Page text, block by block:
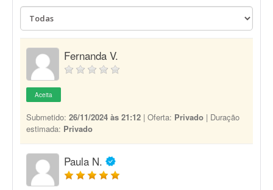
Fernanda V.
Aceita
Submetido: 26/11/2024 às 21:12 | Oferta: Privado | Duração
estimada: Privado
Paula N.